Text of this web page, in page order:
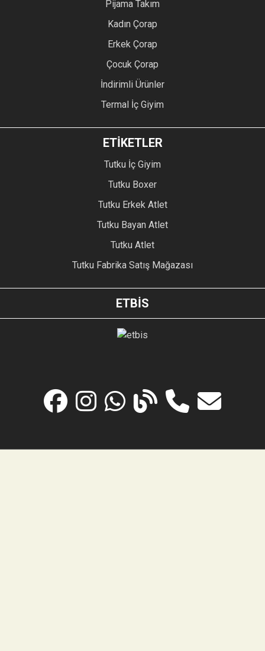
Pijama Takım
Kadın Çorap
Erkek Çorap
Çocuk Çorap
İndirimli Ürünler
Termal İç Giyim
ETİKETLER
Tutku İç Giyim
Tutku Boxer
Tutku Erkek Atlet
Tutku Bayan Atlet
Tutku Atlet
Tutku Fabrika Satış Mağazası
ETBİS